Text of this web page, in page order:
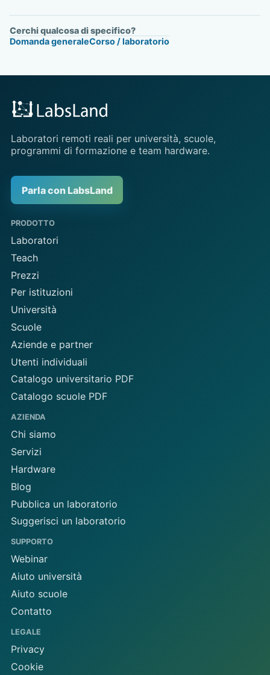
Cerchi qualcosa di specifico?
Domanda generaleCorso / laboratorio
Laboratori remoti reali per università, scuole,
programmi di formazione e team hardware.
Parla con LabsLand
PRODOTTO
Laboratori
Teach
Prezzi
Per istituzioni
Università
Scuole
Aziende e partner
Utenti individuali
Catalogo universitario PDF
Catalogo scuole PDF
AZIENDA
Chi siamo
Servizi
Hardware
Blog
Pubblica un laboratorio
Suggerisci un laboratorio
SUPPORTO
Webinar
Aiuto università
Aiuto scuole
Contatto
LEGALE
Privacy
Cookie